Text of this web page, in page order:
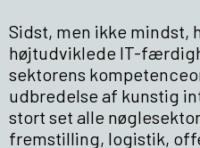
Sidst, men ikke mindst,
højtudviklede IT-
sektorens
udbredelse af kunstig
stort set alle
fremstilling, logistik,